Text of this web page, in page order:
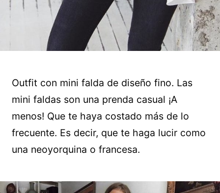
Outfit con mini falda de diseño fino. Las
mini faldas son una prenda casual ¡A
menos! Que te haya costado más de lo
frecuente. Es decir, que te haga lucir como
una neoyorquina o francesa.